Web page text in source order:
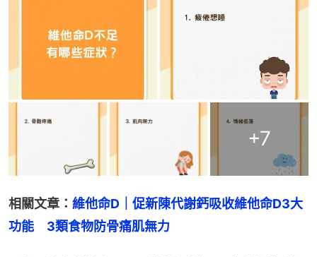
+7
相關文章： 維他命D｜促新陳代謝鈣吸收維他命D3大
功能　3類食物防骨痛肌無力